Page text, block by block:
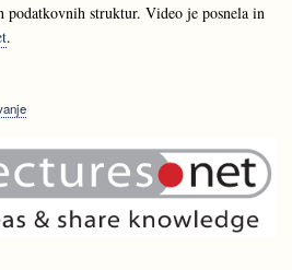
podatkovnih struktur. Video je posnela in
.